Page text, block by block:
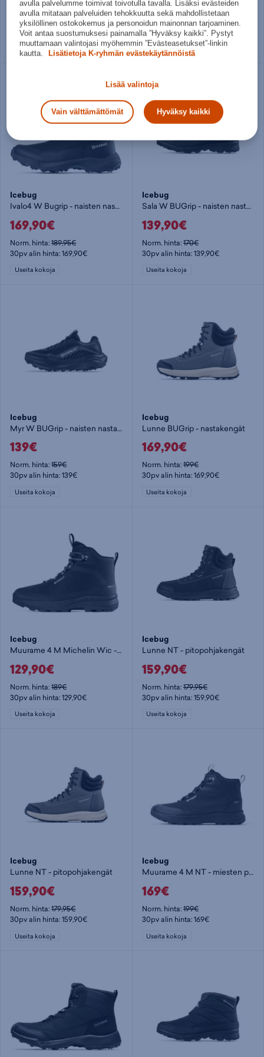
Useita kokoja Norm. hinta:164,95€
30pv alin hinta: 149,90€
Useita kokoja
Icebug
Ivalo4 W Bugrip - naisten nastakengät
169,90€
Norm. hinta:189,95€
30pv alin hinta: 169,90€
Useita kokoja
Icebug
Sala W BUGrip - naisten nastakengät
139,90€
Norm. hinta:170€
30pv alin hinta: 139,90€
Useita kokoja
Icebug
Myr W BUGrip - naisten nastajuoksukengät
139€
Norm. hinta:159€
30pv alin hinta: 139€
Useita kokoja
Icebug
Lunne BUGrip - nastakengät
169,90€
Norm. hinta:199€
30pv alin hinta: 169,90€
Useita kokoja
Icebug
Muurame 4 M Michelin Wic - miesten pitopohjakengät
129,90€
Norm. hinta:189€
30pv alin hinta: 129,90€
Useita kokoja
Icebug
Lunne NT - pitopohjakengät
159,90€
Norm. hinta:179,95€
30pv alin hinta: 159,90€
Useita kokoja
Icebug
Lunne NT - pitopohjakengät
159,90€
Norm. hinta:179,95€
30pv alin hinta: 159,90€
Useita kokoja
Icebug
Muurame 4 M NT - miesten pitopohjakengät
169€
Norm. hinta:199€
30pv alin hinta: 169€
Useita kokoja
avulla palvelumme toimivat toivotulla tavalla. Lisäksi evästeiden
avulla mitataan palveluiden tehokkuutta sekä mahdollistetaan
yksilöllinen ostokokemus ja personoidun mainonnan tarjoaminen.
Voit antaa suostumuksesi painamalla ”Hyväksy kaikki”. Pystyt
muuttamaan valintojasi myöhemmin ”Evästeasetukset”-linkin
kautta.
Lisätietoja K-ryhmän evästekäytännöistä
Lisää valintoja
Vain välttämättömät Hyväksy kaikki